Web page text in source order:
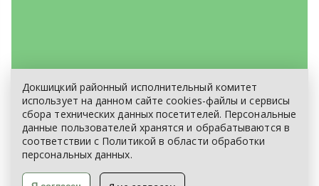
ЭЛЕКТРОННОЕ ОБРАЩЕНИЕ
КАРТА САЙТА
Докшицкий районный исполнительный комитет
использует на данном сайте cookies-файлы и сервисы
сбора технических данных посетителей. Персональные
данные пользователей хранятся и обрабатываются в
соответствии с Политикой в области обработки
персональных данных.